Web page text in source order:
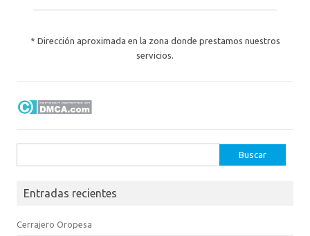
* Dirección aproximada en la zona donde prestamos nuestros
servicios.
Entradas recientes
Cerrajero Oropesa